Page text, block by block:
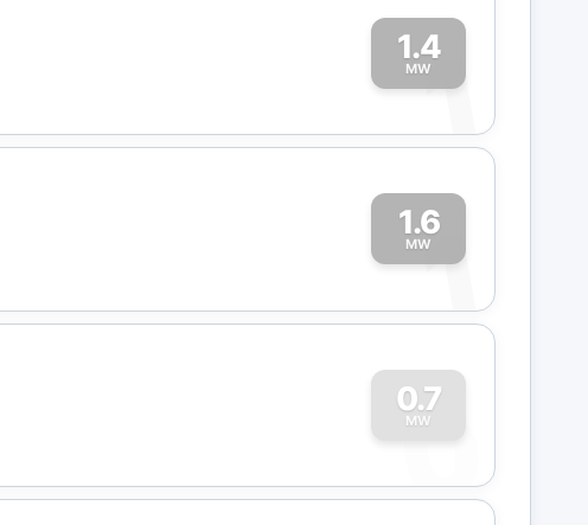
1.4
MW
1
1.6
MW
1
0.7
MW
0